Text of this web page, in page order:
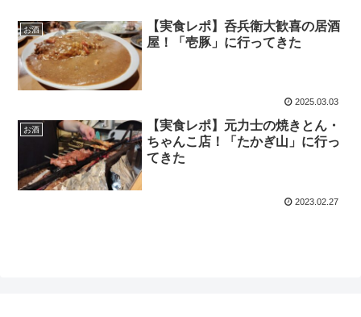
お酒
【実食レポ】呑兵衛大歓喜の居酒
屋！「壱豚」に行ってきた
2025.03.03
お酒
【実食レポ】元力士の焼きとん・
ちゃんこ店！「たかぎ山」に行っ
てきた
2023.02.27